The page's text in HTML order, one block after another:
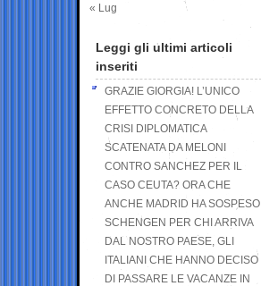
« Lug
Leggi gli ultimi articoli
inseriti
GRAZIE GIORGIA! L’UNICO
EFFETTO CONCRETO DELLA
CRISI DIPLOMATICA
SCATENATA DA MELONI
CONTRO SANCHEZ PER IL
CASO CEUTA? ORA CHE
ANCHE MADRID HA SOSPESO
SCHENGEN PER CHI ARRIVA
DAL NOSTRO PAESE, GLI
ITALIANI CHE HANNO DECISO
DI PASSARE LE VACANZE IN